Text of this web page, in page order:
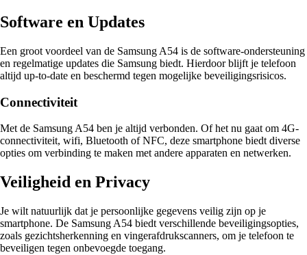
Software en Updates
Een groot voordeel van de Samsung A54 is de software-ondersteuning
en regelmatige updates die Samsung biedt. Hierdoor blijft je telefoon
altijd up-to-date en beschermd tegen mogelijke beveiligingsrisicos.
Connectiviteit
Met de Samsung A54 ben je altijd verbonden. Of het nu gaat om 4G-
connectiviteit, wifi, Bluetooth of NFC, deze smartphone biedt diverse
opties om verbinding te maken met andere apparaten en netwerken.
Veiligheid en Privacy
Je wilt natuurlijk dat je persoonlijke gegevens veilig zijn op je
smartphone. De Samsung A54 biedt verschillende beveiligingsopties,
zoals gezichtsherkenning en vingerafdrukscanners, om je telefoon te
beveiligen tegen onbevoegde toegang.